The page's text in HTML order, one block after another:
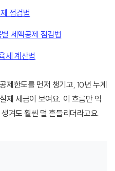
점검법
세액공제 점검법
세 계산법
제한도를 먼저 챙기고, 10년 누계
제 세금이 보여요. 이 흐름만 익
겨도 훨씬 덜 흔들리더라고요.